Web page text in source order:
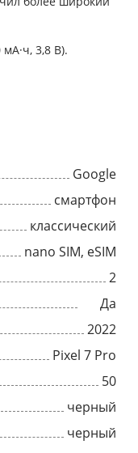
3,8 В).
Google
смартфон
классический
nano SIM, eSIM
2
Да
2022
Pixel 7 Pro
50
черный
черный